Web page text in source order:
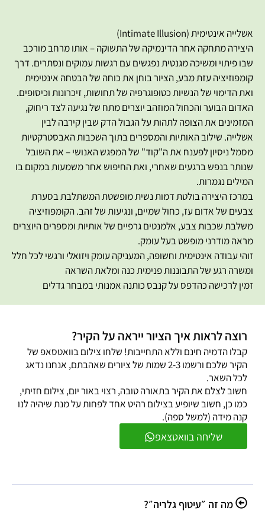
אשלייה אינטימית (Intimate Illusion)
היצירה מתחקה אחר הדינמיקה של התשוקה – אותו מרחב מורכב
שבו פיתוי ומשיכה מגנטית נפגשים עם רגשות עמוקים ונסתרים. דרך
קומפוזיציה עזת מבע, הציור בוחן את כוחה של הבטחה אינטימית
ואת הדימוי של הנשיות כטופוגרפיה של תחושות, זיכרונות וכיסופים.
האדום הבוער והכחול המוזהב יוצרים מתח של נגיעה לצד ריחוק,
המזמינים את הצופה לתהות על הגבול הדק שבין קירבה לבין
אשלייה. שילוב האותיות והמספרים בתוך השכבות האבסטרקטיות
מסמל ניסיון לפענח את ה"קוד" של המפגש האנושי – את השובל
שנותר בנפש ברגעים שאחרי, ואת החיפוש אחר משמעות במקום בו
המילים נגמרות.
במרכז היצירה בולטת דמות נשית מופשטת המשתלבת בסערת
צבעים של אדום עז, כחול שמיים, ונגיעות של זהב. הקומפוזיציה
משלבת שכבות צבע, אלמנטים גרפיים של אותיות ומספרים היוצרים
מראה מודרני מופשט בעל עומק.
זוהי עבודה אינטימית וחשופה, המעניקה עומק ויזואלי ורגשי לכל חלל
ומשרה רגע של התבוננות פנימית כנה ומלאת השראה
זמין לרכישה כהדפס על קנבס כותנה אמנותי במבחר גדלים
שליחה בוואטצאפ
רוצה לראות איך הציור ייראה על הקיר?
קבלו הדמיה חינם וללא התחייבות! שלחו צילום בוואטסאפ של
הקיר שלכם ורשמו 2-3 שמות של ציורים שאהבתם, אנחנו נדאג
לכל השאר.
חשוב לצלם את הקיר בתאורה טובה, רצוי באור יום, צילום חזיתי,
כמו כן, חשוב שיופיע בצילום רהיט אחד לפחות על מנת שיהיה לנו
קנה מידה (למשל ספה).
מה זה ״עיטוף גלריה״?